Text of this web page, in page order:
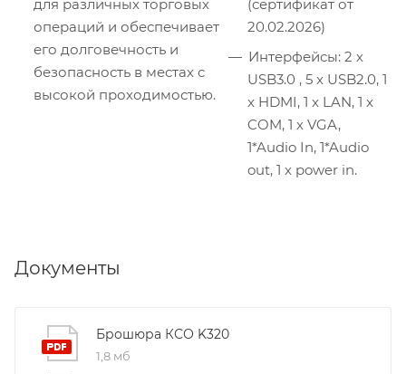
для различных торговых
операций и обеспечивает
его долговечность и
безопасность в местах с
высокой проходимостью.
(сертификат от
20.02.2026)
Интерфейсы: 2 х
USB3.0 , 5 x USB2.0, 1
x HDMI, 1 x LAN, 1 x
COM, 1 х VGA,
1*Audio In, 1*Audio
out, 1 х power in.
Документы
Брошюра КСО K320
1,8 мб